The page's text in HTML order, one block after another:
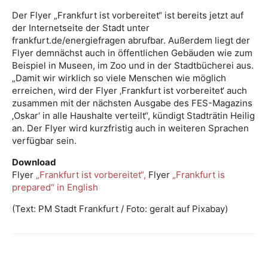
Der Flyer „Frankfurt ist vorbereitet“ ist bereits jetzt auf
der Internetseite der Stadt unter
frankfurt.de/energiefragen abrufbar. Außerdem liegt der
Flyer demnächst auch in öffentlichen Gebäuden wie zum
Beispiel in Museen, im Zoo und in der Stadtbücherei aus.
„Damit wir wirklich so viele Menschen wie möglich
erreichen, wird der Flyer ‚Frankfurt ist vorbereitet‘ auch
zusammen mit der nächsten Ausgabe des FES-Magazins
‚Oskar‘ in alle Haushalte verteilt“, kündigt Stadträtin Heilig
an. Der Flyer wird kurzfristig auch in weiteren Sprachen
verfügbar sein.
Download
Flyer „Frankfurt ist vorbereitet“, Flyer „Frankfurt is
prepared“ in English
(Text: PM Stadt Frankfurt / Foto: geralt auf Pixabay)